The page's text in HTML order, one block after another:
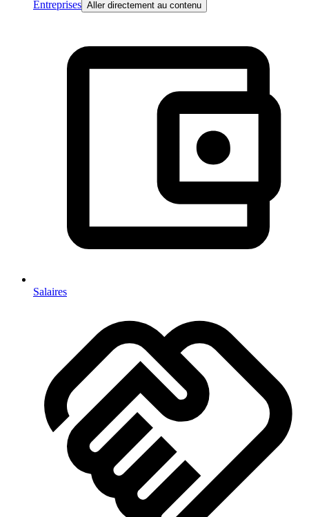
Entreprises Aller directement au contenu
Salaires